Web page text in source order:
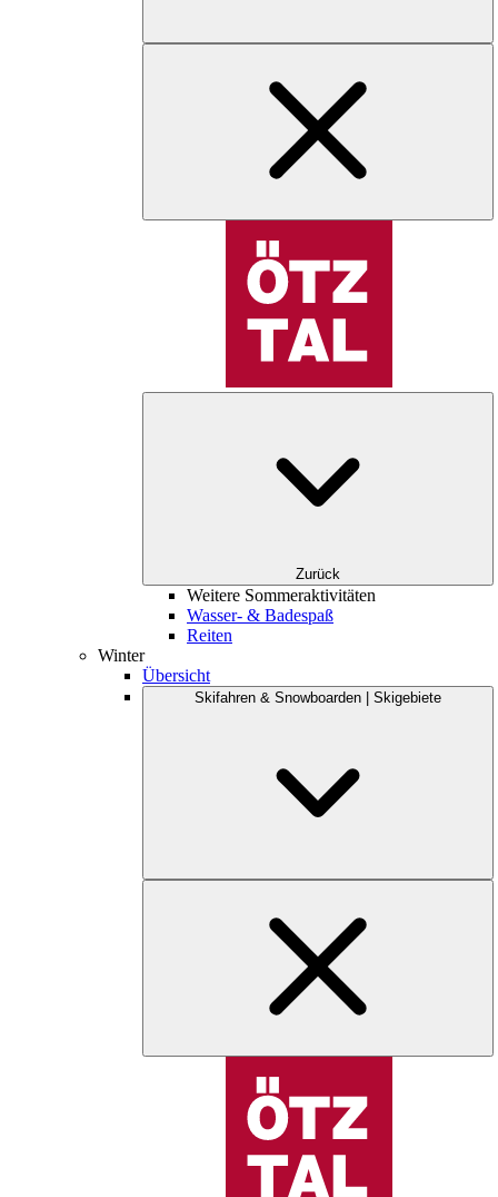
Zurück
Weitere Sommeraktivitäten
Wasser- & Badespaß
Reiten
Winter
Übersicht
Skifahren & Snowboarden | Skigebiete